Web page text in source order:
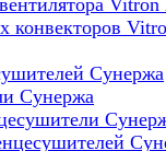
конвекторов
Сунержа
Сунержа